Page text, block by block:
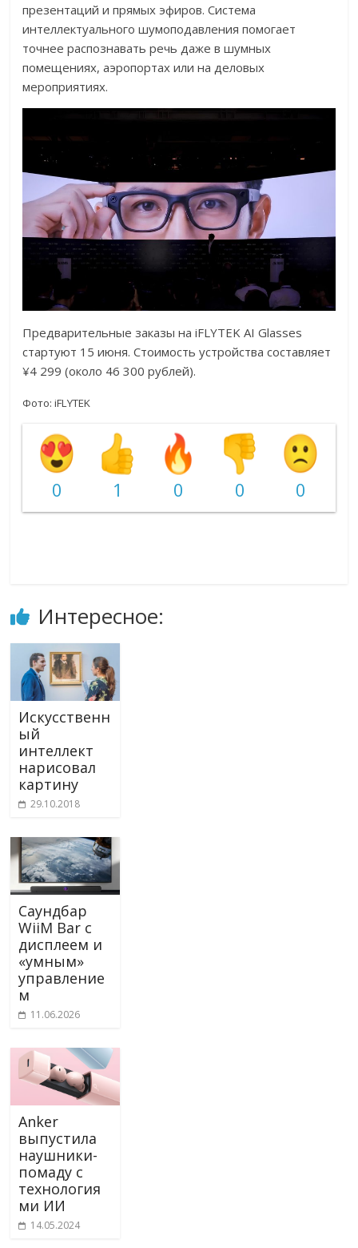
презентаций и прямых эфиров. Система
интеллектуального шумоподавления помогает
точнее распознавать речь даже в шумных
помещениях, аэропортах или на деловых
мероприятиях.
Предварительные заказы на iFLYTEK AI Glasses
стартуют 15 июня. Стоимость устройства составляет
¥4 299 (около 46 300 рублей).
Фото:iFLYTEK
0 1 0 0 0
Интересное:
Искусственн
ый
интеллект
нарисовал
картину
29.10.2018
Саундбар
WiiM Bar с
дисплеем и
«умным»
управление
м
11.06.2026
Anker
выпустила
наушники-
помаду с
технология
ми ИИ
14.05.2024